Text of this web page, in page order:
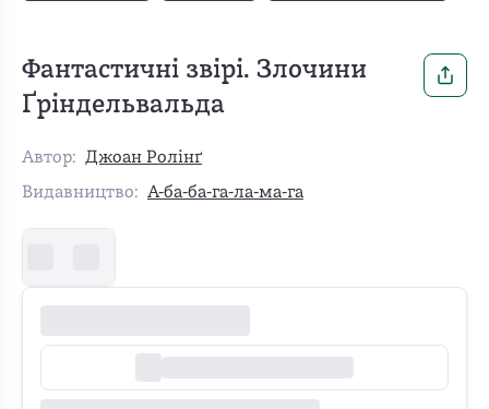
Фантастичні звірі. Злочини
Ґріндельвальда
Автор: Джоан Ролінґ
Видавництво: А-ба-ба-га-ла-ма-га